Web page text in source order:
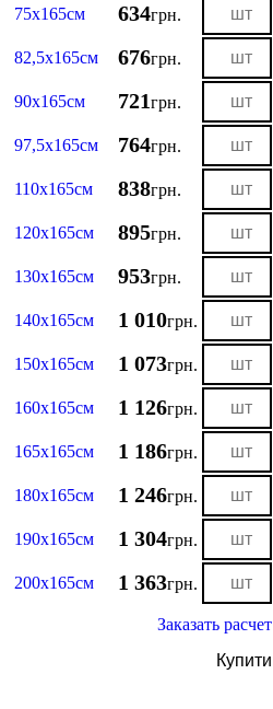
75х165см 634грн.
82,5х165см 676грн.
90х165см 721грн.
97,5х165см 764грн.
110х165см 838грн.
120х165см 895грн.
130х165см 953грн.
140х165см 1 010грн.
150х165см 1 073грн.
160х165см 1 126грн.
165х165см 1 186грн.
180х165см 1 246грн.
190х165см 1 304грн.
200х165см 1 363грн.
Заказать расчет
Купити